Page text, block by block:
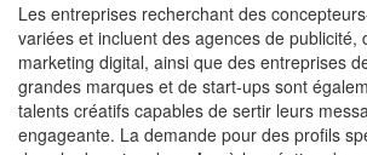
Les entreprises recherchant des
variées et incluent des agences de publicité,
marketing digital, ainsi que des entreprises
grandes marques et de start-ups sont
talents créatifs capables de sertir leurs
engageante. La demande pour des profils